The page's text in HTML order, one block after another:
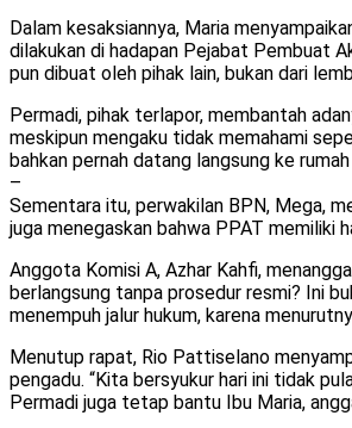
Dalam kesaksiannya, Maria
dilakukan di hadapan Pejabat Pembuat
pun dibuat oleh pihak lain, bukan dari
Permadi, pihak terlapor, membantah
meskipun mengaku tidak memahami
bahkan pernah datang langsung ke
–
Sementara itu, perwakilan BPN, Mega,
juga menegaskan bahwa PPAT
Anggota Komisi A, Azhar Kahfi,
berlangsung tanpa prosedur resmi? Ini
menempuh jalur hukum, karena
Menutup rapat, Rio Pattiselano
pengadu. “Kita bersyukur hari ini tidak
Permadi juga tetap bantu Ibu Maria,